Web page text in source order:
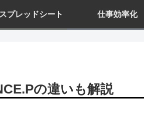
プレッドシート 仕事効率化
の違いも解説